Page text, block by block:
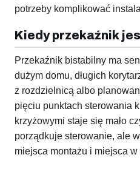
potrzeby komplikować
Kiedy przekaźnik
Przekaźnik bistabilny ma
dużym domu, długich
z rozdzielnicą albo
pięciu punktach sterowania
krzyżowymi staje się mało
porządkuje sterowanie, ale
miejsca montażu i miejsca